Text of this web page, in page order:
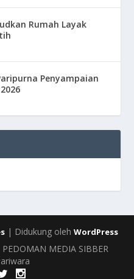
Rumah Layak
Penyampaian
| Didukung oleh WordPress
PEDOMAN MEDIA SIBBER